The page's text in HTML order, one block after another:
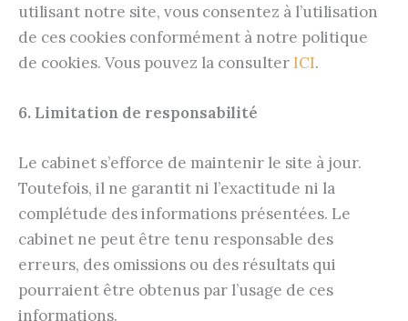
utilisant notre site, vous consentez à l’utilisation
de ces cookies conformément à notre politique
de cookies. Vous pouvez la consulter ICI.
6. Limitation de responsabilité
Le cabinet s’efforce de maintenir le site à jour.
Toutefois, il ne garantit ni l’exactitude ni la
complétude des informations présentées. Le
cabinet ne peut être tenu responsable des
erreurs, des omissions ou des résultats qui
pourraient être obtenus par l’usage de ces
informations.